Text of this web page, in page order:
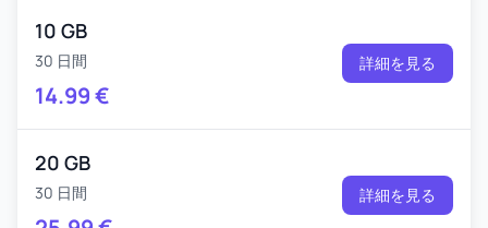
10 GB
30 日間
14.99€
詳細を見る
20 GB
30 日間 詳細を見る